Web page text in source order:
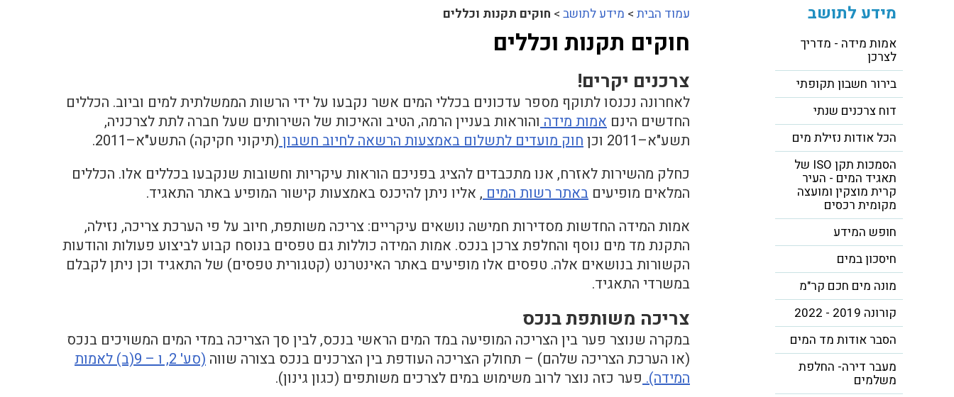
מידע לתושב
אמות מידה - מדריך
לצרכן
בירור חשבון תקופתי
דוח צרכנים שנתי
הכל אודות נזילת מים
הסמכות תקן ISO של
תאגיד המים - העיר
קרית מוצקין ומועצה
מקומית רכסים
חופש המידע
חיסכון במים
מונה מים חכם קר"מ
קורונה 2019 - 2022
הסבר אודות מד המים
מעבר דירה- החלפת
משלמים
עמוד הבית > מידע לתושב > חוקים תקנות וכללים
חוקים תקנות וכללים
צרכנים יקרים!
לאחרונה נכנסו לתוקף מספר עדכונים בכללי המים אשר נקבעו על ידי הרשות הממשלתית למים וביוב. הכללים
החדשים הינם אמות מידהוהוראות בעניין הרמה, הטיב והאיכות של השירותים שעל חברה לתת לצרכניה,
תשע"א–2011 וכן
חוק מועדים לתשלום באמצעות הרשאה לחיוב חשבון(תיקוני חקיקה) התשע"א–2011.
כחלק מהשירות לאזרח, אנו מתכבדים להציג בפניכם הוראות עיקריות וחשובות שנקבעו בכללים אלו. הכללים
המלאים מופיעים באתר רשות המים, אליו ניתן להיכנס באמצעות קישור המופיע באתר התאגיד.
אמות המידה החדשות מסדירות חמישה נושאים עיקריים: צריכה משותפת, חיוב על פי הערכת צריכה, נזילה,
התקנת מד מים נוסף והחלפת צרכן בנכס. אמות המידה כוללות גם טפסים בנוסח קבוע לביצוע פעולות והודעות
הקשורות בנושאים אלה. טפסים אלו מופיעים באתר האינטרנט (קטגורית טפסים) של התאגיד וכן ניתן לקבלם
במשרדי התאגיד.
צריכה משותפת בנכס
במקרה שנוצר פער בין הצריכה המופיעה במד המים הראשי בנכס, לבין סך הצריכה במדי המים המשויכים בנכס
(או הערכת הצריכה שלהם) – תחולק הצריכה העודפת בין הצרכנים בנכס בצורה שווה
(סע' 2, ו – 9(ב) לאמות
המידה).פער כזה נוצר לרוב משימוש במים לצרכים משותפים (כגון גינון).